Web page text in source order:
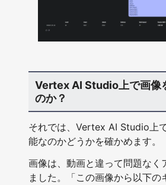
Vertex AI Studio上で画像
のか？
それでは、Vertex AI Studio上
能なのかどうかを確かめます。
画像は、動画と違って問題なく
ました。「この画像から以下の